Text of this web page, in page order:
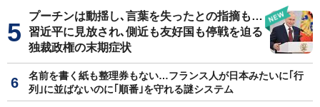
プーチンは動揺し､言葉を失ったとの指摘も…
習近平に見放され､側近も友好国も停戦を迫る
独裁政権の末期症状
名前を書く紙も整理券もない…フランス人が日本みたいに｢行
列｣に並ばないのに｢順番｣を守れる謎システム